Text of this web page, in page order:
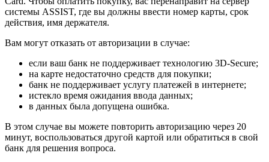
системы ASSIST, где вы должны ввести номер карты, срок
действия, имя держателя.
Вам могут отказать от авторизации в случае:
если ваш банк не поддерживает технологию 3D-Secure;
на карте недостаточно средств для покупки;
банк не поддерживает услугу платежей в интернете;
истекло время ожидания ввода данных;
в данных была допущена ошибка.
В этом случае вы можете повторить авторизацию через 20
минут, воспользоваться другой картой или обратиться в свой
банк для решения вопроса.